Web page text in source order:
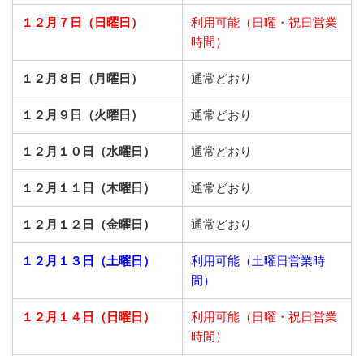
１２月７日（日曜日）
利用可能（日曜・祝日営業
時間）
１２月８日（月曜日） 通常どおり
１２月９日（火曜日） 通常どおり
１２月１０日（水曜日） 通常どおり
１２月１１日（木曜日） 通常どおり
１２月１２日（金曜日） 通常どおり
１２月１３日（土曜日）
利用可能（土曜日営業時
間）
１２月１４日（日曜日）
利用可能（日曜・祝日営業
時間）